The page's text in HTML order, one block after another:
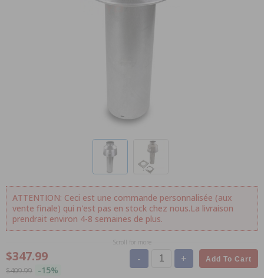
ATTENTION: Ceci est une commande personnalisée (aux
vente finale) qui n'est pas en stock chez nous.La livraison
prendrait environ 4-8 semaines de plus.
Scroll for more
$347.99
$409.99 -15%
- + Add To Cart